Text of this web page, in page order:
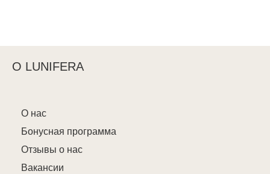
О LUNIFERA
О нас
Бонусная программа
Отзывы о нас
Вакансии